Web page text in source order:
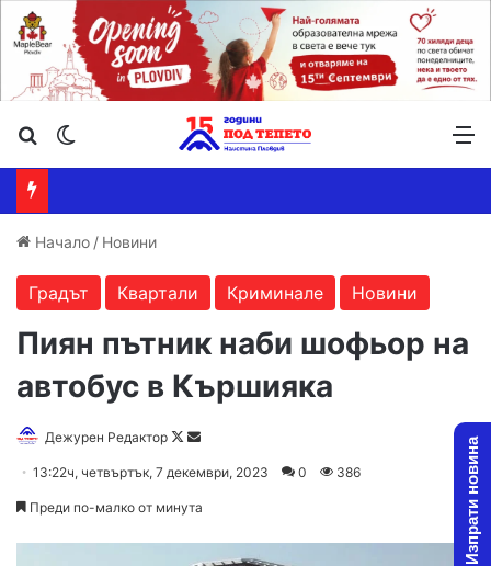
Търсене ...
Начало / Новини
Градът Квартали Криминале Новини
Пиян пътник наби шофьор на
автобус в Кършияка
Дежурен Редактор
Follow
Send
13:22ч, четвъртък, 7 декември, 2023 0 386
Преди по-малко от минута Изпрати новина